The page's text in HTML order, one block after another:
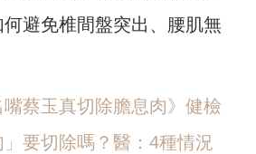
避免椎間盤突出、腰肌無
嘴蔡玉真切除膽息肉》健檢
要切除嗎？醫：4種情況